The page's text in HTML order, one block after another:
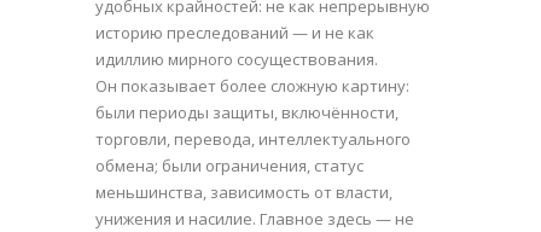
удобных крайностей: не как непрерывную
историю преследований — и не как
идиллию мирного сосуществования.
Он показывает более сложную картину:
были периоды защиты, включённости,
торговли, перевода, интеллектуального
обмена; были ограничения, статус
меньшинства, зависимость от власти,
унижения и насилие. Главное здесь — не